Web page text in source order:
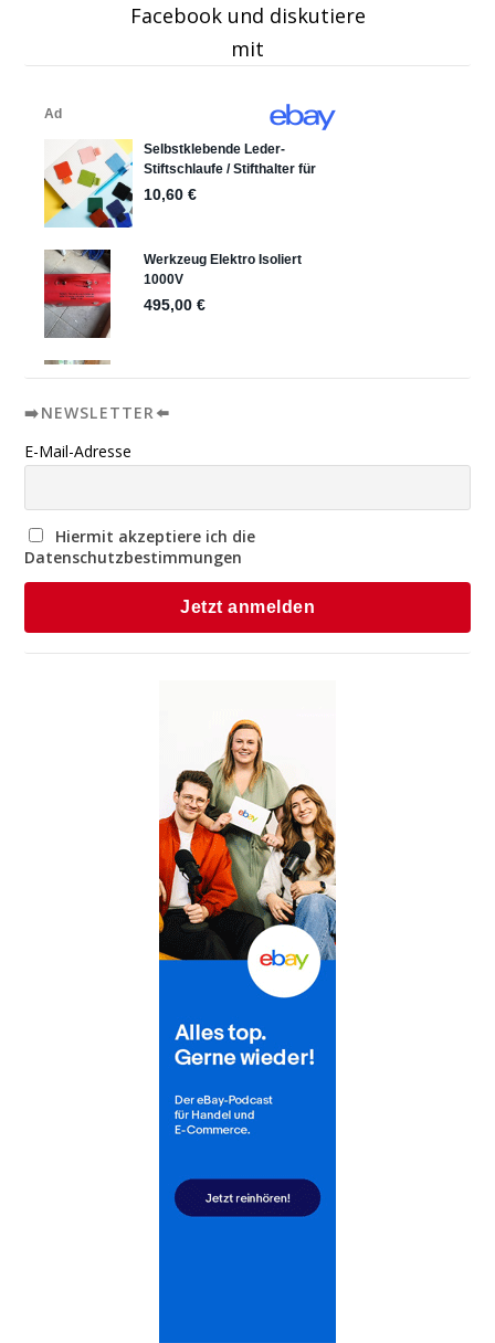
Facebook und diskutiere
mit
➡️NEWSLETTER⬅️
E-Mail-Adresse
Hiermit akzeptiere ich die
Datenschutzbestimmungen